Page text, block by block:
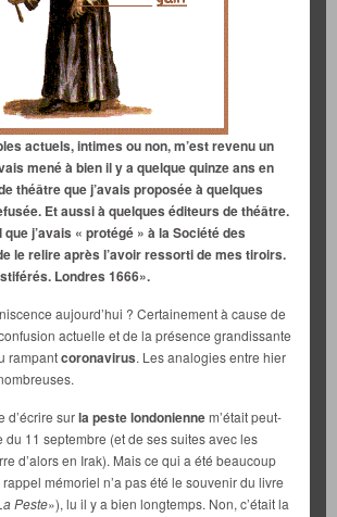
actuels, intimes ou non, m’est revenu un
mené à bien il y a quelque quinze ans en
théâtre que j’avais proposée à quelques
Et aussi à quelques éditeurs de théâtre.
j’avais « protégé » à la Société des
le relire après l’avoir ressorti de mes tiroirs.
Londres 1666».
aujourd’hui ? Certainement à cause de
actuelle et de la présence grandissante
rampantcoronavirus. Les analogies entre hier
d’écrire surla peste londoniennem’était peut-
du 11 septembre (et de ses suites avec les
d’alors en Irak). Mais ce qui a été beaucoup
mémoriel n’a pas été le souvenir du livre
Peste»), lu il y a bien longtemps. Non, c’était la